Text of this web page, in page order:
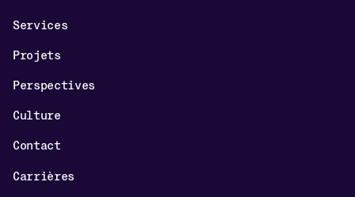
Services
Projets
Perspectives
Culture
Contact
Carrières